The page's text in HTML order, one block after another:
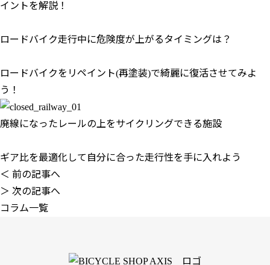
イントを解説！
ロードバイク走行中に危険度が上がるタイミングは？
ロードバイクをリペイント(再塗装)で綺麗に復活させてみよ
う！
廃線になったレールの上をサイクリングできる施設
ギア比を最適化して自分に合った走行性を手に入れよう
＜ 前の記事へ
＞ 次の記事へ
コラム一覧